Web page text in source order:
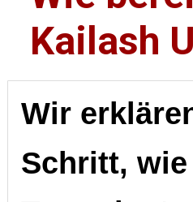
Kailash
Wir
Schritt,